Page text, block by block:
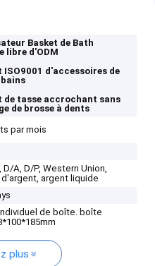
Basket de Bath
libre d'ODM
ISO9001 d'accessoires de
de tasse accrochant sans
de brosse à dents
par mois
D/A, D/P, Western Union,
argent liquide
de boîte. boîte
plus